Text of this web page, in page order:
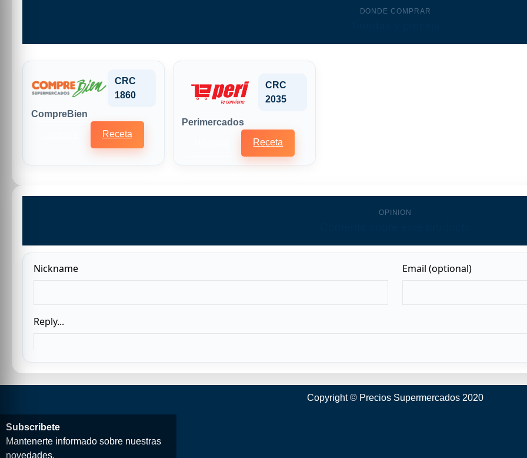
DONDE COMPRAR
CRC
1860
CompreBien
Receta
CRC
2035
Perimercados
Receta
OPINION
Copyright © Precios Supermercados 2020
Subscribete
Mantenerte informado sobre nuestras
novedades.